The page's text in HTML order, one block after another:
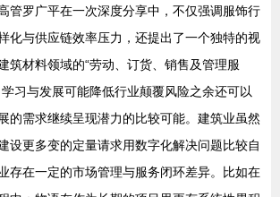
管罗广平在一次深度分享中，不仅强调服饰行
化与供应链效率压力，还提出了一个独特的视
筑材料领域的“劳动、订货、销售及管理服
习与发展可能降低行业颠覆风险之余还可以
的需求继续呈现潜力的比较可能。建筑业虽然
设更多变的定量请求用数字化解决问题比较自
存在一定的市场管理与服务闭环差异。比如在